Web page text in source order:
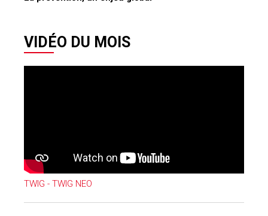
VIDÉO DU MOIS
TWIG - TWIG NEO